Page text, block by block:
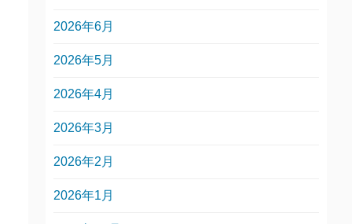
2026年6月
2026年5月
2026年4月
2026年3月
2026年2月
2026年1月